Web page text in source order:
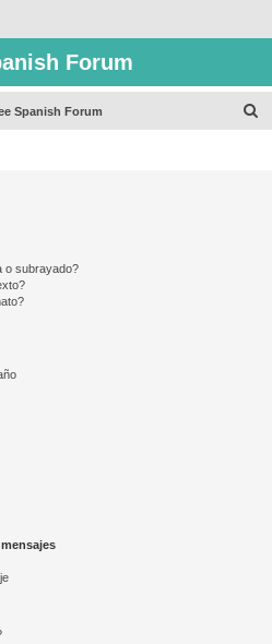
Forum
Spanish Forum
o subrayado?